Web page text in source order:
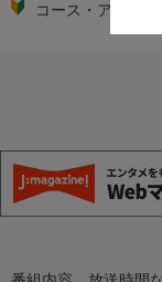
コース・アイコン